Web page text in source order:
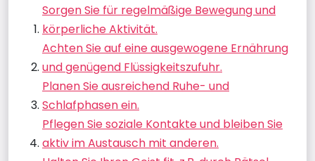
Sorgen Sie für regelmäßige Bewegung und
körperliche Aktivität.
Achten Sie auf eine ausgewogene Ernährung
und genügend Flüssigkeitszufuhr.
Planen Sie ausreichend Ruhe- und
Schlafphasen ein.
Pflegen Sie soziale Kontakte und bleiben Sie
aktiv im Austausch mit anderen.